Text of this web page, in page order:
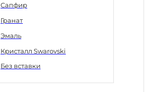
Сапфир
Гранат
Эмаль
Кристалл Swarovski
Без вставки